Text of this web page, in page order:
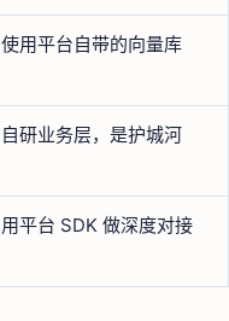
使用平台自带的向量库
自研业务层，是护城河
用平台 SDK 做深度对接